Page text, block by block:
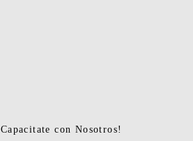
Capacitate con Nosotros!